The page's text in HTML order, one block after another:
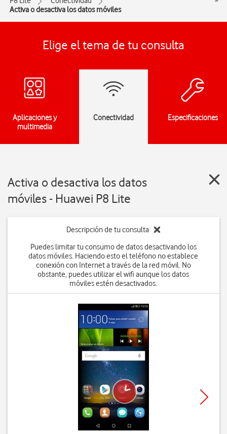
Activa o desactiva los datos móviles
Elige el tema de tu consulta
Aplicaciones y
multimedia
Conectividad Especificaciones
Activa o desactiva los datos
móviles - Huawei P8 Lite
Descripción de tu consulta
Puedes limitar tu consumo de datos desactivando los
datos móviles. Haciendo esto el teléfono no establece
conexión con Internet a través de la red móvil. No
obstante, puedes utilizar el wifi aunque los datos
móviles estén desactivados.